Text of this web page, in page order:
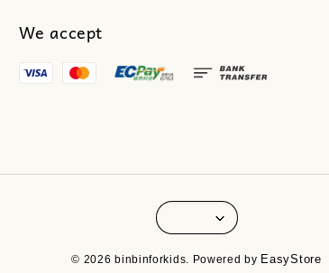
We accept
© 2026 binbinforkids. Powered by EasyStore